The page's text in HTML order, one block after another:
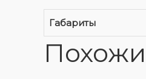
Габариты